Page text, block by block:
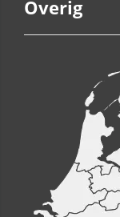
Overig